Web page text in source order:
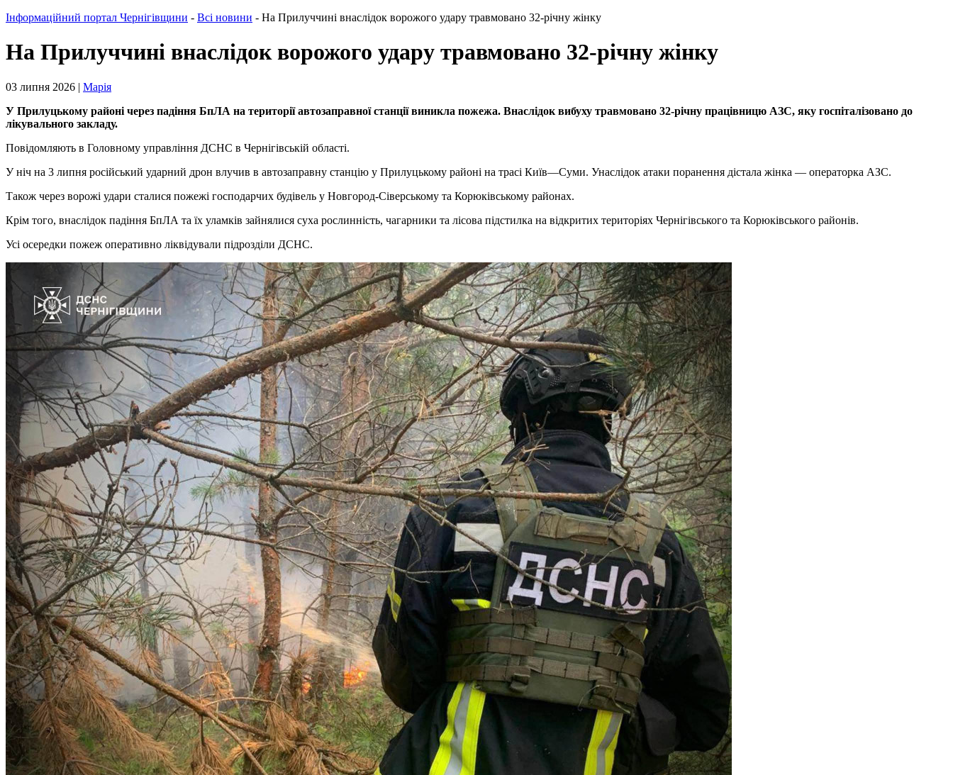
Інформаційний портал Чернігівщини - Всі новини - На Прилуччині внаслідок ворожого удару травмовано 32-річну жінку
На Прилуччині внаслідок ворожого удару травмовано 32-річну жінку
03 липня 2026 | Марія
У Прилуцькому районі через падіння БпЛА на території автозаправної станції виникла пожежа. Внаслідок вибуху травмовано 32-річну працівницю АЗС, яку госпіталізовано до
лікувального закладу.
Повідомляють в Головному управління ДСНС в Чернігівській області.
У ніч на 3 липня російський ударний дрон влучив в автозаправну станцію у Прилуцькому районі на трасі Київ—Суми. Унаслідок атаки поранення дістала жінка — операторка АЗС.
Також через ворожі удари сталися пожежі господарчих будівель у Новгород-Сіверському та Корюківському районах.
Крім того, внаслідок падіння БпЛА та їх уламків зайнялися суха рослинність, чагарники та лісова підстилка на відкритих територіях Чернігівського та Корюківського районів.
Усі осередки пожеж оперативно ліквідували підрозділи ДСНС.